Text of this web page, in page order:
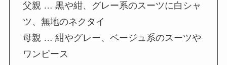
父親 … 黒や紺、グレー系のスーツに白シャ
ツ、無地のネクタイ
母親 … 紺やグレー、ベージュ系のスーツや
ワンピース